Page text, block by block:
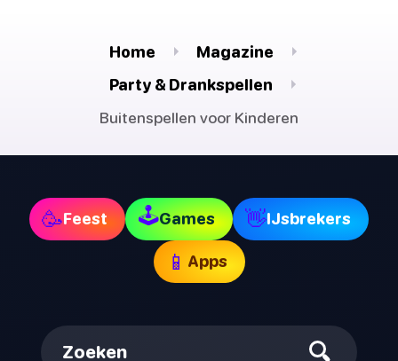
Home
Magazine
Party & Drankspellen
Buitenspellen voor Kinderen
🥳Feest 🕹Games 👋IJsbrekers
📱 Apps
Zoeken